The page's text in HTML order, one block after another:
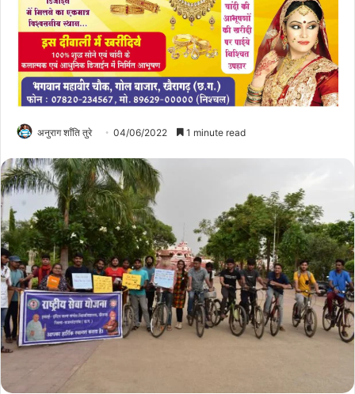
अनुराग शाँति तुरे 04/06/2022 1 minute read